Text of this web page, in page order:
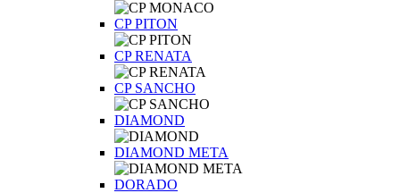
CP PITON
CP RENATA
CP SANCHO
DIAMOND
DIAMOND META
DORADO